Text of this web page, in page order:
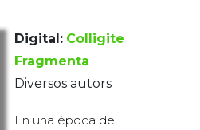
Digital: Colligite
Fragmenta
Diversos autors
En una època de